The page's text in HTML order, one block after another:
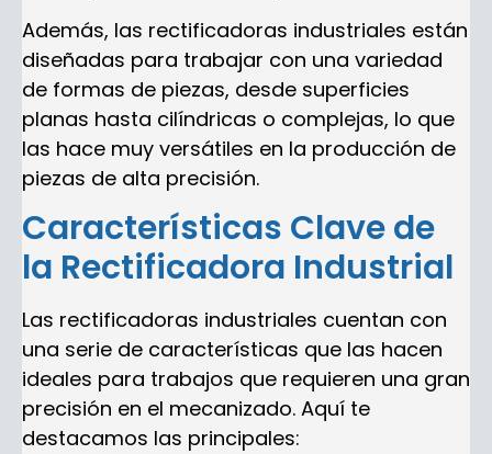
Además, las rectificadoras industriales están
diseñadas para trabajar con una variedad
de formas de piezas, desde superficies
planas hasta cilíndricas o complejas, lo que
las hace muy versátiles en la producción de
piezas de alta precisión.
Características Clave de
la Rectificadora Industrial
Las rectificadoras industriales cuentan con
una serie de características que las hacen
ideales para trabajos que requieren una gran
precisión en el mecanizado. Aquí te
destacamos las principales: